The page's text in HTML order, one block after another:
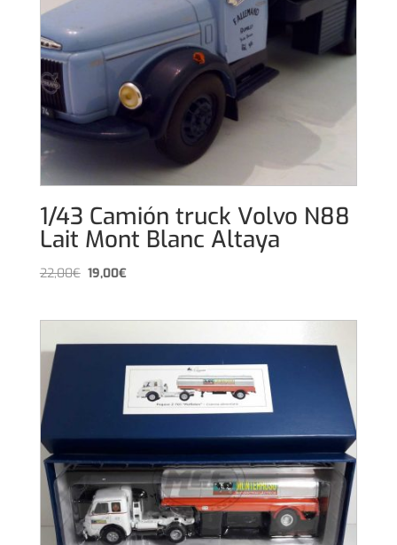
1/43 Camión truck Volvo N88
Lait Mont Blanc Altaya
22,00€El19,00€El